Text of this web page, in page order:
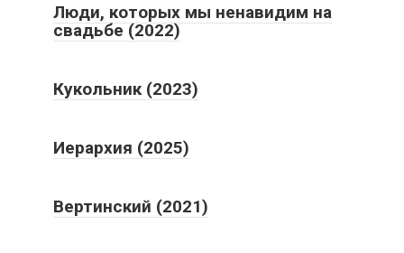
Люди, которых мы ненавидим на
свадьбе (2022)
Кукольник (2023)
Иерархия (2025)
Вертинский (2021)